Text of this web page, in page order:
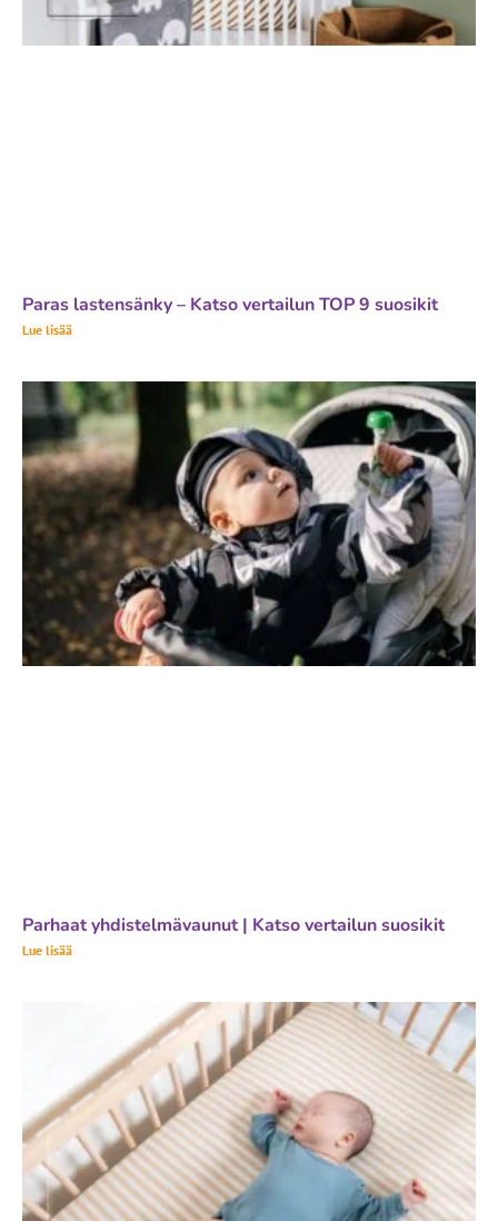
Paras lastensänky – Katso vertailun TOP 9 suosikit
Lue lisää
Parhaat yhdistelmävaunut | Katso vertailun suosikit
Lue lisää